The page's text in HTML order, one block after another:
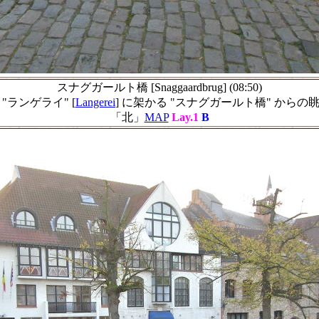
スナグガールト橋 [Snaggaardbrug] (08:50)
"ランゲライ" [Langerei] に架かる "スナグガールト橋" からの
「北」 MAP Lay.1 B